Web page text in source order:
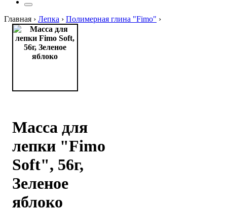
Главная › Лепка › Полимерная глина "Fimo" ›
Масса для
лепки "Fimo
Soft", 56г,
Зеленое
яблоко